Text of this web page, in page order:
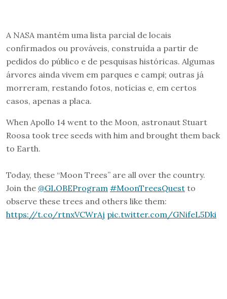
A NASA mantém uma lista parcial de locais
confirmados ou prováveis, construída a partir de
pedidos do público e de pesquisas históricas. Algumas
árvores ainda vivem em parques e campi; outras já
morreram, restando fotos, notícias e, em certos
casos, apenas a placa.
When Apollo 14 went to the Moon, astronaut Stuart
Roosa took tree seeds with him and brought them back
to Earth.
Today, these “Moon Trees” are all over the country.
Join the @GLOBEProgram #MoonTreesQuest to
observe these trees and others like them:
https://t.co/rtnxVCWrAj pic.twitter.com/GNifeL5Dki